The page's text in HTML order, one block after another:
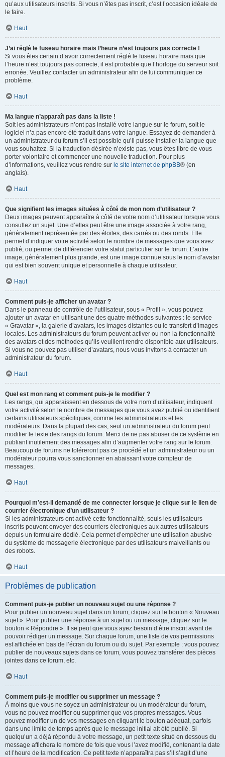
qu’aux utilisateurs inscrits. Si vous n’êtes pas inscrit, c’est l’occasion idéale de
le faire.
Haut
J’ai réglé le fuseau horaire mais l’heure n’est toujours pas correcte !
Si vous êtes certain d’avoir correctement réglé le fuseau horaire mais que
l’heure n’est toujours pas correcte, il est probable que l’horloge du serveur soit
erronée. Veuillez contacter un administrateur afin de lui communiquer ce
problème.
Haut
Ma langue n’apparaît pas dans la liste !
Soit les administrateurs n’ont pas installé votre langue sur le forum, soit le
logiciel n’a pas encore été traduit dans votre langue. Essayez de demander à
un administrateur du forum s’il est possible qu’il puisse installer la langue que
vous souhaitez. Si la traduction désirée n’existe pas, vous êtes libre de vous
porter volontaire et commencer une nouvelle traduction. Pour plus
d’informations, veuillez vous rendre sur le site internet de phpBB® (en
anglais).
Haut
Que signifient les images situées à côté de mon nom d’utilisateur ?
Deux images peuvent apparaître à côté de votre nom d’utilisateur lorsque vous
consultez un sujet. Une d’elles peut être une image associée à votre rang,
généralement représentée par des étoiles, des carrés ou des ronds. Elle
permet d’indiquer votre activité selon le nombre de messages que vous avez
publié, ou permet de différencier votre statut particulier sur le forum. L’autre
image, généralement plus grande, est une image connue sous le nom d’avatar
qui est bien souvent unique et personnelle à chaque utilisateur.
Haut
Comment puis-je afficher un avatar ?
Dans le panneau de contrôle de l’utilisateur, sous « Profil », vous pouvez
ajouter un avatar en utilisant une des quatre méthodes suivantes : le service
« Gravatar », la galerie d’avatars, les images distantes ou le transfert d’images
locales. Les administrateurs du forum peuvent activer ou non la fonctionnalité
des avatars et des méthodes qu’ils veuillent rendre disponible aux utilisateurs.
Si vous ne pouvez pas utiliser d’avatars, nous vous invitons à contacter un
administrateur du forum.
Haut
Quel est mon rang et comment puis-je le modifier ?
Les rangs, qui apparaissent en dessous de votre nom d’utilisateur, indiquent
votre activité selon le nombre de messages que vous avez publié ou identifient
certains utilisateurs spécifiques, comme les administrateurs et les
modérateurs. Dans la plupart des cas, seul un administrateur du forum peut
modifier le texte des rangs du forum. Merci de ne pas abuser de ce système en
publiant inutilement des messages afin d’augmenter votre rang sur le forum.
Beaucoup de forums ne toléreront pas ce procédé et un administrateur ou un
modérateur pourra vous sanctionner en abaissant votre compteur de
messages.
Haut
Pourquoi m’est-il demandé de me connecter lorsque je clique sur le lien de
courrier électronique d’un utilisateur ?
Si les administrateurs ont activé cette fonctionnalité, seuls les utilisateurs
inscrits peuvent envoyer des courriers électroniques aux autres utilisateurs
depuis un formulaire dédié. Cela permet d’empêcher une utilisation abusive
du système de messagerie électronique par des utilisateurs malveillants ou
des robots.
Haut
Problèmes de publication
Comment puis-je publier un nouveau sujet ou une réponse ?
Pour publier un nouveau sujet dans un forum, cliquez sur le bouton « Nouveau
sujet ». Pour publier une réponse à un sujet ou un message, cliquez sur le
bouton « Répondre ». Il se peut que vous ayez besoin d’être inscrit avant de
pouvoir rédiger un message. Sur chaque forum, une liste de vos permissions
est affichée en bas de l’écran du forum ou du sujet. Par exemple : vous pouvez
publier de nouveaux sujets dans ce forum, vous pouvez transférer des pièces
jointes dans ce forum, etc.
Haut
Comment puis-je modifier ou supprimer un message ?
À moins que vous ne soyez un administrateur ou un modérateur du forum,
vous ne pouvez modifier ou supprimer que vos propres messages. Vous
pouvez modifier un de vos messages en cliquant le bouton adéquat, parfois
dans une limite de temps après que le message initial ait été publié. Si
quelqu’un a déjà répondu à votre message, un petit texte situé en dessous du
message affichera le nombre de fois que vous l’avez modifié, contenant la date
et l’heure de la modification. Ce petit texte n’apparaîtra pas s’il s’agit d’une